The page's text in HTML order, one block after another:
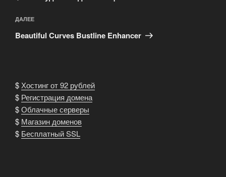
Следующая
запись
ДАЛЕЕ
Beautiful Curves Bustline Enhancer
$ Хостинг от 92 рублей
$ Регистрация домена
$Облачные серверы
$ Магазин доменов
$ Бесплатный SSL